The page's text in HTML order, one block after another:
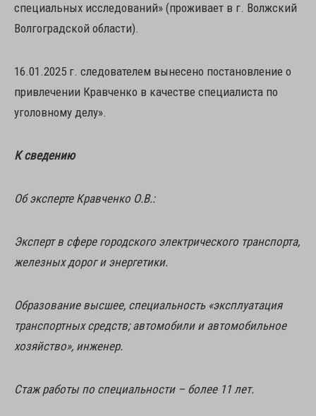
специальных исследований» (проживает в г. Волжский
Волгоградской области).
16.01.2025 г. следователем вынесено постановление о
привлечении Кравченко в качестве специалиста по
уголовному делу».
К сведению
Об эксперте Кравченко О.В.:
Эксперт в сфере городского электрического транспорта,
железных дорог и энергетики.
Образование высшее, специальность «эксплуатация
транспортных средств; автомобили и автомобильное
хозяйство», инженер.
Стаж работы по специальности – более 11 лет.